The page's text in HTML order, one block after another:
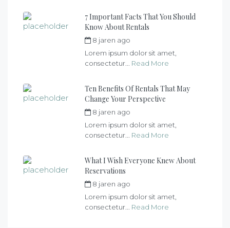
7 Important Facts That You Should
Know About Rentals
8 jaren ago
Lorem ipsum dolor sit amet,
consectetur... Read More
Ten Benefits Of Rentals That May
Change Your Perspective
8 jaren ago
Lorem ipsum dolor sit amet,
consectetur... Read More
What I Wish Everyone Knew About
Reservations
8 jaren ago
Lorem ipsum dolor sit amet,
consectetur... Read More